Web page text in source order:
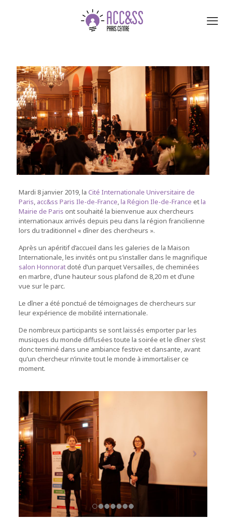
Mardi 8 janvier 2019, la Cité Internationale Universitaire de
Paris, acc&ss Paris Ile-de-France,la Région Ile-de-France etla
Mairie de Paris ont souhaité la bienvenue aux chercheurs
internationaux arrivés depuis peu dans la région francilienne
lors du traditionnel « dîner des chercheurs ».
Après un apéritif d’accueil dans les galeries de la Maison
Internationale, les invités ont pu s’installer dans le magnifique
salon Honnoratdoté d’un parquet Versailles, de cheminées
en marbre, d’une hauteur sous plafond de 8,20 m et d’une
vue sur le parc.
Le dîner a été ponctué de témoignages de chercheurs sur
leur expérience de mobilité internationale.
De nombreux participants se sont laissés emporter par les
musiques du monde diffusées toute la soirée et le dîner s’est
donc terminé dans une ambiance festive et dansante, avant
qu’un chercheur n’invite tout le monde à immortaliser ce
moment.